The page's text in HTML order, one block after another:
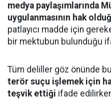
medya paylaşımlarında
uygulanmasının hak
patlayıcı madde için
bir mektubun bulunduğu
Tüm deliller göz önünde
terör suçu işlemek için
teşvik ettiği ifade